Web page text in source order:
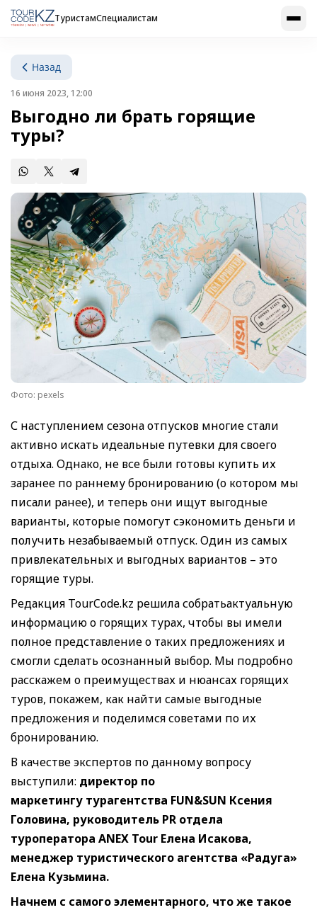
ТуристамСпециалистам
Назад
16 июня 2023, 12:00
Выгодно ли брать горящие
туры?
Фото: pexels
С наступлением сезона отпусков многие стали
активно искать идеальные путевки для своего
отдыха. Однако, не все были готовы купить их
заранее по раннему бронированию (о котором мы
писали ранее), и теперь они ищут выгодные
варианты, которые помогут сэкономить деньги и
получить незабываемый отпуск. Один из самых
привлекательных и выгодных вариантов – это
горящие туры.
Редакция TourCode.kz решила собратьактуальную
информацию о горящих турах, чтобы вы имели
полное представление о таких предложениях и
смогли сделать осознанный выбор. Мы подробно
расскажем о преимуществах и нюансах горящих
туров, покажем, как найти самые выгодные
предложения и поделимся советами по их
бронированию.
В качестве экспертов по данному вопросу
выступили: директор по
маркетингу турагентства FUN&SUN Ксения
Головина, руководитель PR отдела
туроператора ANEX Tour Елена Исакова,
менеджер туристического агентства «Радуга»
Елена Кузьмина.
Начнем с самого элементарного, что же такое